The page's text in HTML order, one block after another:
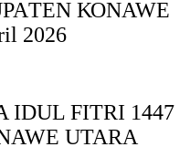
ΚΟNAWE
2026
IDUL FITRI 1447
UTARA